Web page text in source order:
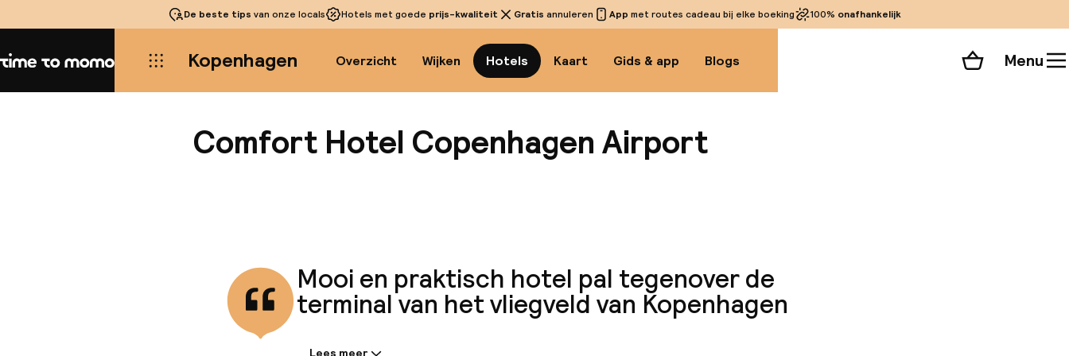
De beste tips van onze locals Hotels met goede prijs-kwaliteit Gratis annuleren App met routes cadeau bij elke boeking 100% onafhankelijk
Home Kopenhagen Overzicht Wijken Hotels Kaart Gids & app Blogs Winkelmand
Menu
Comfort Hotel Copenhagen Airport
Mooi en praktisch hotel pal tegenover de
terminal van het vliegveld van Kopenhagen
Lees meer